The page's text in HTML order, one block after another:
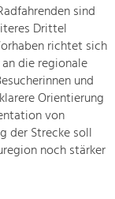
sind
Drittel
richtet sich
die regionale
und
Orientierung
von
der Strecke soll
noch stärker